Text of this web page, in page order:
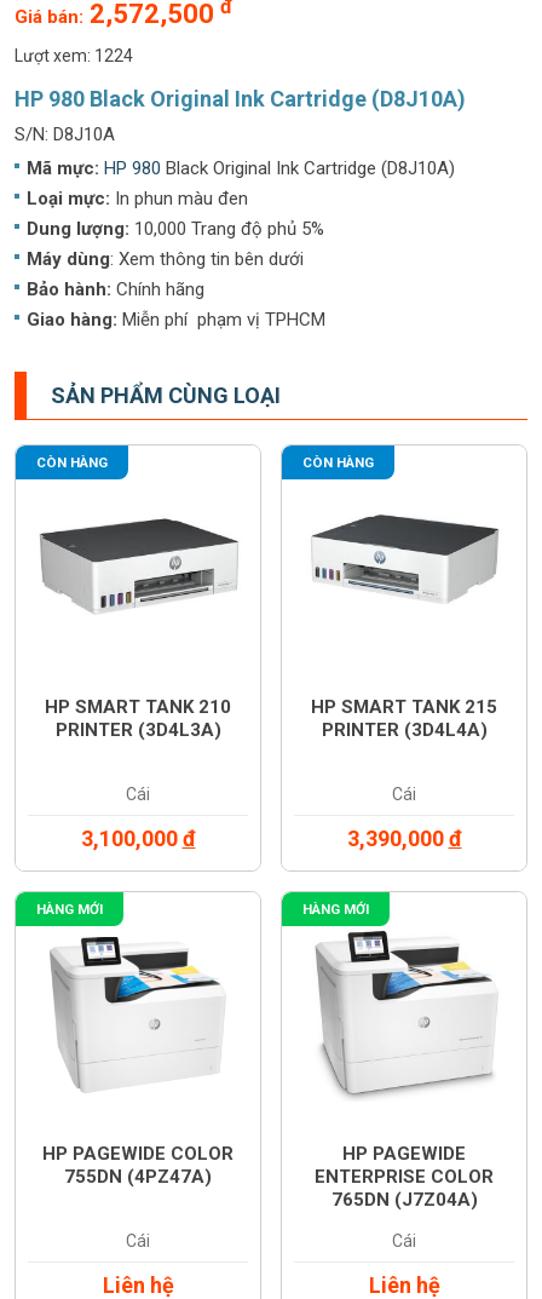
HP 980 Black Original Ink Cartridge (D8J10A)
S/N: D8J10A
Mã mực: HP 980 Black Original Ink Cartridge (D8J10A)
Loại mực: In phun màu đen
Dung lượng: 10,000 Trang độ phủ 5%
Máy dùng: Xem thông tin bên dưới
Bảo hành: Chính hãng
Giao hàng: Miễn phí phạm vị TPHCM
Giá bán: 2,572,500 đ
Lượt xem: 1224
SẢN PHẨM CÙNG LOẠI
CÒN HÀNG
HP SMART TANK 210
PRINTER (3D4L3A)
Cái
3,100,000đ
CÒN HÀNG
HP SMART TANK 215
PRINTER (3D4L4A)
Cái
3,390,000đ
HÀNG MỚI
HP PAGEWIDE COLOR
755DN (4PZ47A)
Cái
Liên hệ
HÀNG MỚI
HP PAGEWIDE
ENTERPRISE COLOR
765DN (J7Z04A)
Cái
Liên hệ